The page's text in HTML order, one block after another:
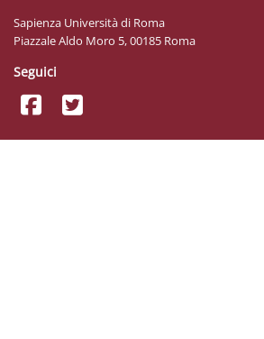
Sapienza Università di Roma
Piazzale Aldo Moro 5, 00185 Roma
Seguici